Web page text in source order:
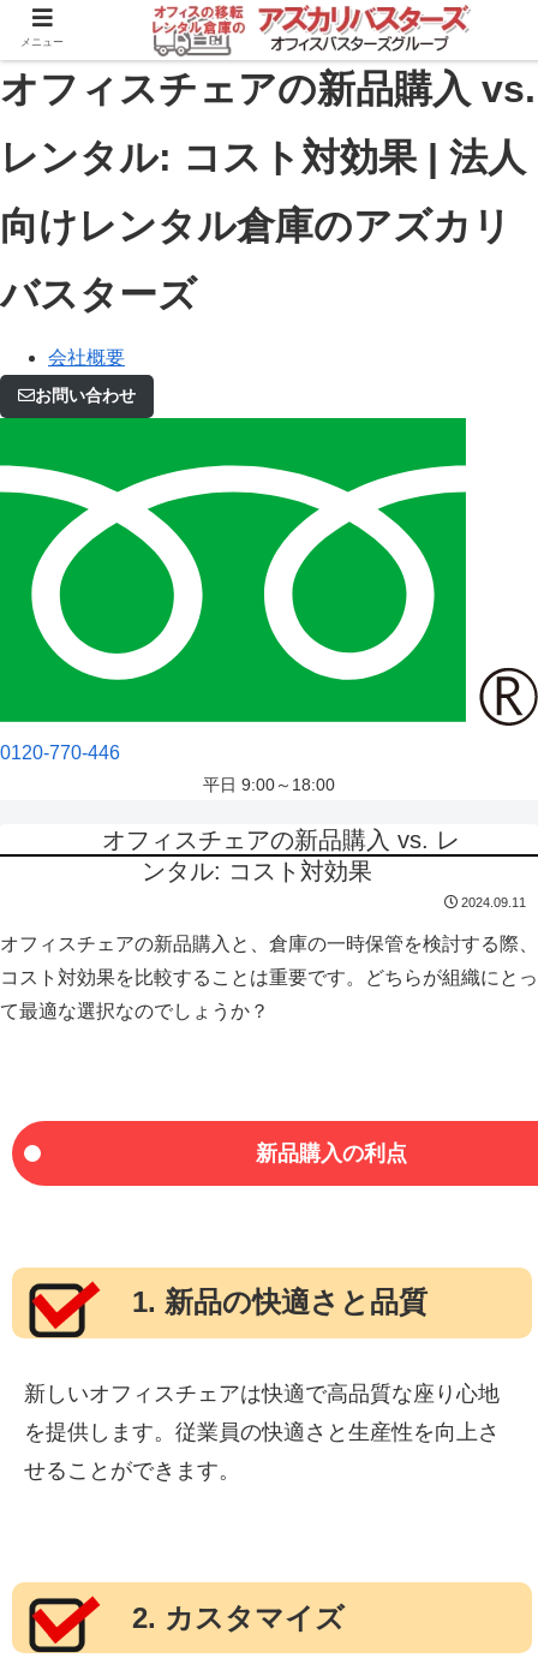
オフィスチェアの新品購入 vs.
レンタル: コスト対効果 | 法人
向けレンタル倉庫のアズカリ
バスターズ
会社概要
お問い合わせ
0120-770-446
平日 9:00～18:00
オフィスチェアの新品購入 vs. レ
ンタル: コスト対効果
2024.09.11
オフィスチェアの新品購入と、倉庫の一時保管を検討する際、
コスト対効果を比較することは重要です。どちらが組織にとっ
て最適な選択なのでしょうか？
新品購入の利点
1. 新品の快適さと品質
新しいオフィスチェアは快適で高品質な座り心地
を提供します。従業員の快適さと生産性を向上さ
せることができます。
2. カスタマイズ
メニュー